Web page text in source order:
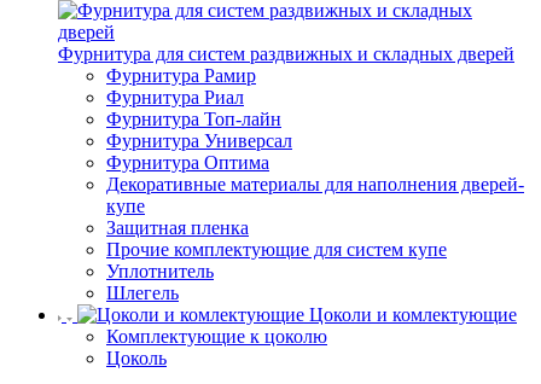
Фурнитура для систем раздвижных и складных дверей
Фурнитура Рамир
Фурнитура Риал
Фурнитура Топ-лайн
Фурнитура Универсал
Фурнитура Оптима
Декоративные материалы для наполнения дверей-
купе
Защитная пленка
Прочие комплектующие для систем купе
Уплотнитель
Шлегель
Цоколи и комлектующие
Комплектующие к цоколю
Цоколь